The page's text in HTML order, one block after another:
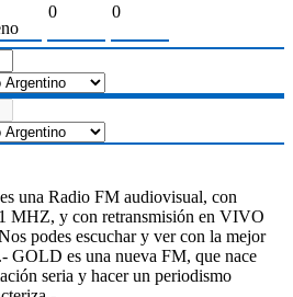
0 0
una Radio FM audiovisual, con
MHZ, y con retransmisión en VIVO
podes escuchar y ver con la mejor
GOLD es una nueva FM, que nace
seria y hacer un periodismo